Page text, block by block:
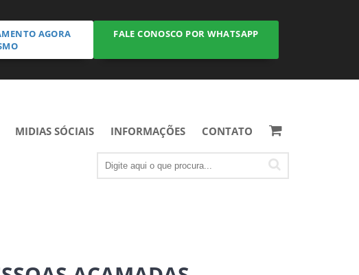
AGORA
FALE CONOSCO POR WHATSAPP
MIDIAS SÓCIAIS INFORMAÇÕES CONTATO